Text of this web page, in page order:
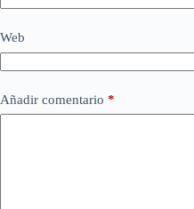
Web
Añadir comentario *